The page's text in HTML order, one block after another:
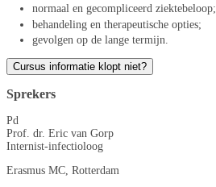
normaal en gecompliceerd ziektebeloop;
behandeling en therapeutische opties;
gevolgen op de lange termijn.
Cursus informatie klopt niet?
Sprekers
Pd
Prof. dr. Eric van Gorp
Internist-infectioloog
Erasmus MC, Rotterdam